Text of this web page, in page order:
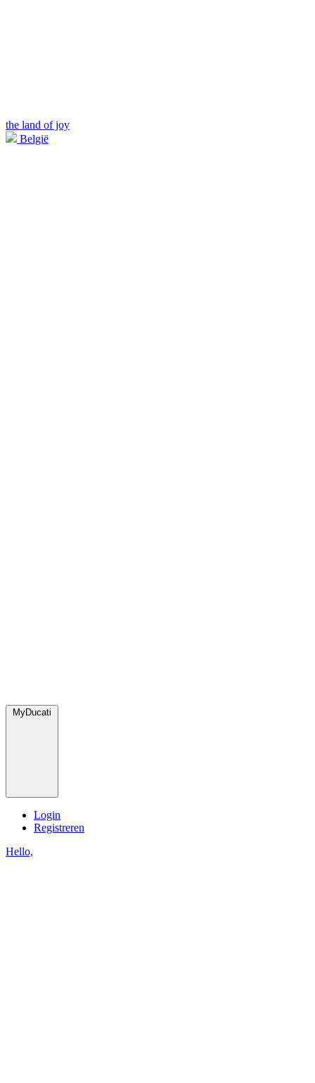
the land of joy
België
MyDucati
Login
Registreren
Hello,